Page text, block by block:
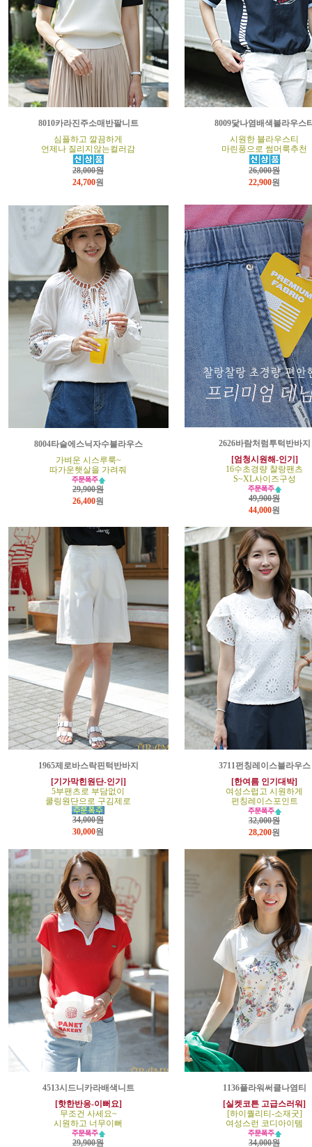
8010카라진주소매반팔니트
심플하고 깔끔하게
언제나 질리지않는컬러감
28,000원
24,700원
8009닻나염배색블라우스
시원한 블라우스티
마린풍으로 썸머룩추천
26,000원
22,900원
8004타슬에스닉자수블라우스
가벼운 시스루룩~
따가운햇살을 가려줘
29,900원
26,400원
2626바람처럼투턱반바지
[엄청시원해-인기]
16수초경량 찰랑팬츠
S~XL사이즈구성
49,900원
44,000원
1965제로바스락핀턱반바지
[기가막힌원단-인기]
5부팬츠로 부담없이
쿨링원단으로 구김제로
34,000원
30,000원
3711펀칭레이스블라우스
[한여름 인기대박]
여성스럽고 시원하게
펀칭레이스포인트
32,000원
28,200원
4513시드니카라배색니트
[핫한반응-이뻐요]
무조건 사세요~
시원하고 너무이뻐
29,900원
1136플라워써클나염티
[실켓코튼 고급스러워]
[하이퀄리티-소재굿]
여성스런 코디아이템
34,000원